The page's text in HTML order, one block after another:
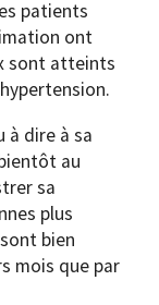
patients
ont
sont atteints
à dire à sa
au
sa
plus
bien
mois que par